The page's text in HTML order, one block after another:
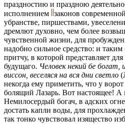
праздностию и праздною
исполнением законов
убранстве, пиршествами,
дремлют духовно, чем более
чувственной жизни, для
надобно сильное средство: и таким
притчу, в которой представляет
будущаго. Человек некий бе богат,
виссон, веселяся на вся дни светло
некогда ему приметить, что у
болящий Лазарь. Вот настоящее! А
Немилосердый богач, в адских
достать капли воды, для
так тонко чувствовал изящество